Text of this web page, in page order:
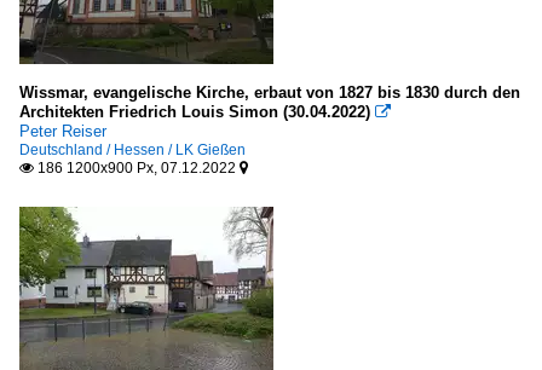
Wissmar, evangelische Kirche, erbaut von 1827 bis 1830 durch den
Architekten Friedrich Louis Simon (30.04.2022) 
Peter Reiser
Deutschland / Hessen / LK Gießen
 186 1200x900 Px, 07.12.2022 